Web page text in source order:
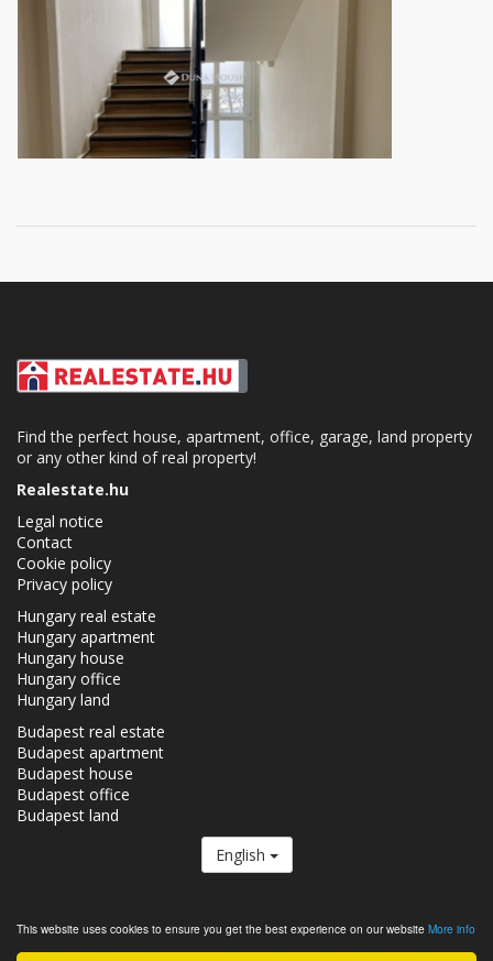
This website uses cookies to ensure you get the best experience on our website More info
Find the perfect house, apartment, office, garage, land property
or any other kind of real property!
Realestate.hu
Legal notice
Contact
Cookie policy
Privacy policy
Hungary real estate
Hungary apartment
Hungary house
Hungary office
Hungary land
Budapest real estate
Budapest apartment
Budapest house
Budapest office
Budapest land
English
Real estates in Hungary - Realestate.hu © 2026 All rights reserved